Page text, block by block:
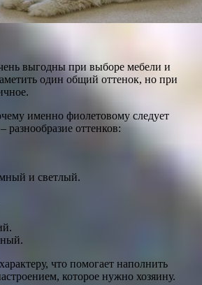
выгодны при выборе мебели и
один общий оттенок, но при
именно фиолетовому следует
разнообразие оттенков:
и светлый.
что помогает наполнить
которое нужно хозяину.